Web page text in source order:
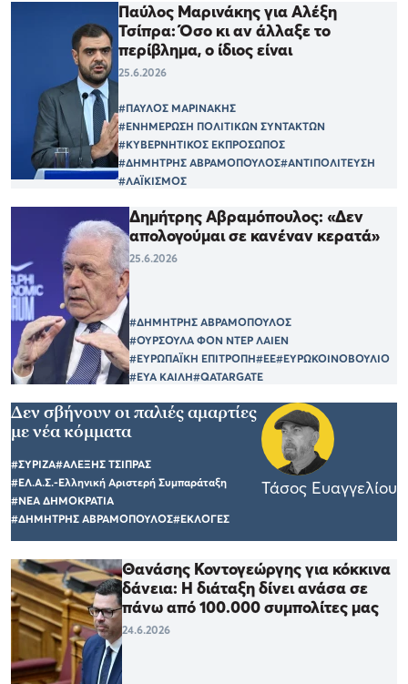
Παύλος Μαρινάκης για Αλέξη
Τσίπρα: Όσο κι αν άλλαξε το
περίβλημα, ο ίδιος είναι
25.6.2026
#ΠΑΥΛΟΣ ΜΑΡΙΝΑΚΗΣ
#ΕΝΗΜΕΡΩΣΗ ΠΟΛΙΤΙΚΩΝ ΣΥΝΤΑΚΤΩΝ
#ΚΥΒΕΡΝΗΤΙΚΟΣ ΕΚΠΡΟΣΩΠΟΣ
#ΔΗΜΗΤΡΗΣ ΑΒΡΑΜΟΠΟΥΛΟΣ#ΑΝΤΙΠΟΛΙΤΕΥΣΗ
#ΛΑΪΚΙΣΜΟΣ
Δημήτρης Αβραμόπουλος: «Δεν
απολογούμαι σε κανέναν κερατά»
25.6.2026
#ΔΗΜΗΤΡΗΣ ΑΒΡΑΜΟΠΟΥΛΟΣ
#ΟΥΡΣΟΥΛΑ ΦΟΝ ΝΤΕΡ ΛΑΙΕΝ
#ΕΥΡΩΠΑΪΚΗ ΕΠΙΤΡΟΠΗ#ΕΕ#ΕΥΡΩΚΟΙΝΟΒΟΥΛΙΟ
#ΕΥΑ ΚΑΙΛΗ#QATARGATE
Δεν σβήνουν οι παλιές αμαρτίες
με νέα κόμματα
#ΣΥΡΙΖΑ#ΑΛΕΞΗΣ ΤΣΙΠΡΑΣ
#ΕΛ.Α.Σ.-Ελληνική Αριστερή Συμπαράταξη
#ΝΕΑ ΔΗΜΟΚΡΑΤΙΑ
#ΔΗΜΗΤΡΗΣ ΑΒΡΑΜΟΠΟΥΛΟΣ#ΕΚΛΟΓΕΣ
Τάσος Ευαγγελίου
Θανάσης Κοντογεώργης για κόκκινα
δάνεια: Η διάταξη δίνει ανάσα σε
πάνω από 100.000 συμπολίτες μας
24.6.2026